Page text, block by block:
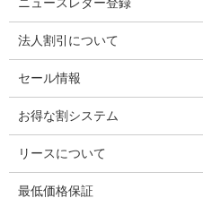
ニュースレター登録
法人割引について
セール情報
お得な割システム
リースについて
最低価格保証